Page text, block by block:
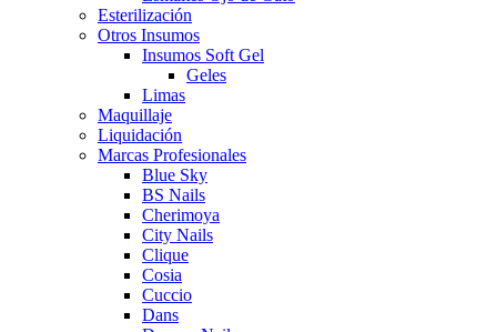
Esterilización
Otros Insumos
Insumos Soft Gel
Geles
Limas
Maquillaje
Liquidación
Marcas Profesionales
Blue Sky
BS Nails
Cherimoya
City Nails
Clique
Cosia
Cuccio
Dans